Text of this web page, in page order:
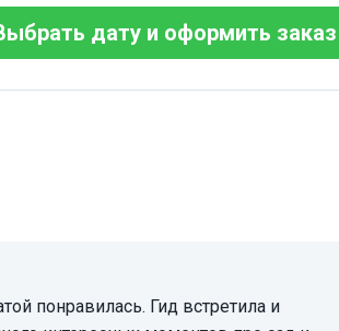
дату и оформить заказ